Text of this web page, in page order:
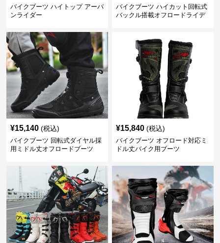
バイクブーツ ハイトップ アーバ
ンライダー
バイクブーツ ハイカット回転式
バックル搭載オフロードライデ
¥15,140 (税込)
バイクブーツ 回転式ダイヤル採
用ミドル丈オフロードブーツ
¥15,840 (税込)
バイクブーツ オフロード対応ミ
ドル丈バイク用ブーツ